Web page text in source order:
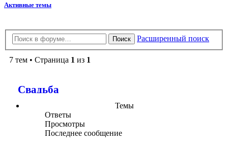
Активные темы
Поиск Расширенный поиск
7 тем • Страница 1 из 1
Свадьба
Темы
Ответы
Просмотры
Последнее сообщение